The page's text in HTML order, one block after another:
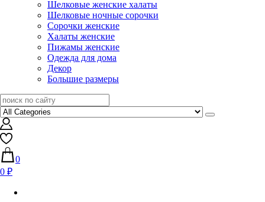
Шелковые женские халаты
Шелковые ночные сорочки
Сорочки женские
Халаты женские
Пижамы женские
Одежда для дома
Декор
Большие размеры
0
0 ₽